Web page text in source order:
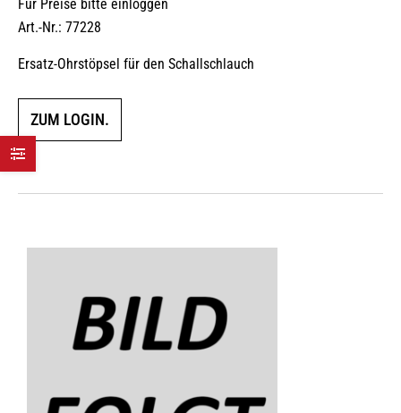
Für Preise bitte einloggen
Art.-Nr.: 77228
Ersatz-Ohrstöpsel für den Schallschlauch
ZUM LOGIN.